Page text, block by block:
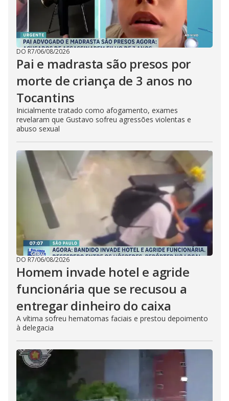
DO R7/06/08/2026
Pai e madrasta são presos por
morte de criança de 3 anos no
Tocantins
Inicialmente tratado como afogamento, exames
revelaram que Gustavo sofreu agressões violentas e
abuso sexual
DO R7/06/08/2026
Homem invade hotel e agride
funcionária que se recusou a
entregar dinheiro do caixa
A vítima sofreu hematomas faciais e prestou depoimento
à delegacia